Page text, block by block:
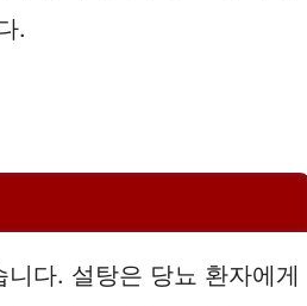
.
다. 설탕은 당뇨 환자에게